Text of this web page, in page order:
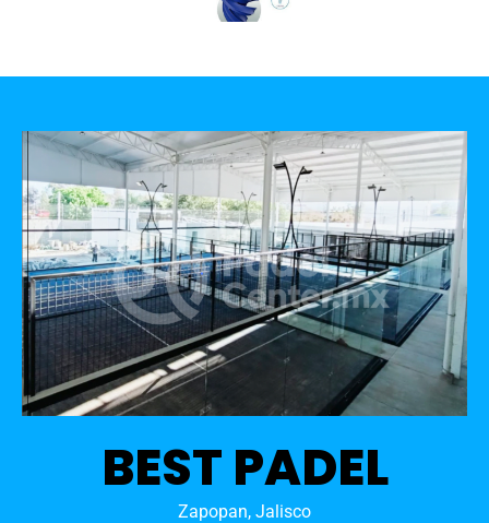
BEST PADEL
Zapopan, Jalisco